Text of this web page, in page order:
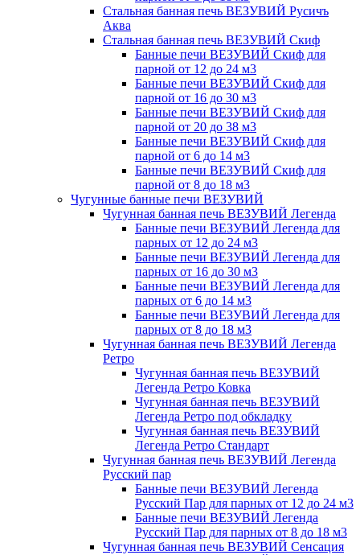
Стальная банная печь ВЕЗУВИЙ Русичъ
Аква
Стальная банная печь ВЕЗУВИЙ Скиф
Банные печи ВЕЗУВИЙ Скиф для
парной от 12 до 24 м3
Банные печи ВЕЗУВИЙ Скиф для
парной от 16 до 30 м3
Банные печи ВЕЗУВИЙ Скиф для
парной от 20 до 38 м3
Банные печи ВЕЗУВИЙ Скиф для
парной от 6 до 14 м3
Банные печи ВЕЗУВИЙ Скиф для
парной от 8 до 18 м3
Чугунные банные печи ВЕЗУВИЙ
Чугунная банная печь ВЕЗУВИЙ Легенда
Банные печи ВЕЗУВИЙ Легенда для
парных от 12 до 24 м3
Банные печи ВЕЗУВИЙ Легенда для
парных от 16 до 30 м3
Банные печи ВЕЗУВИЙ Легенда для
парных от 6 до 14 м3
Банные печи ВЕЗУВИЙ Легенда для
парных от 8 до 18 м3
Чугунная банная печь ВЕЗУВИЙ Легенда
Ретро
Чугунная банная печь ВЕЗУВИЙ
Легенда Ретро Ковка
Чугунная банная печь ВЕЗУВИЙ
Легенда Ретро под обкладку
Чугунная банная печь ВЕЗУВИЙ
Легенда Ретро Стандарт
Чугунная банная печь ВЕЗУВИЙ Легенда
Русский пар
Банные печи ВЕЗУВИЙ Легенда
Русский Пар для парных от 12 до 24 м3
Банные печи ВЕЗУВИЙ Легенда
Русский Пар для парных от 8 до 18 м3
Чугунная банная печь ВЕЗУВИЙ Сенсация